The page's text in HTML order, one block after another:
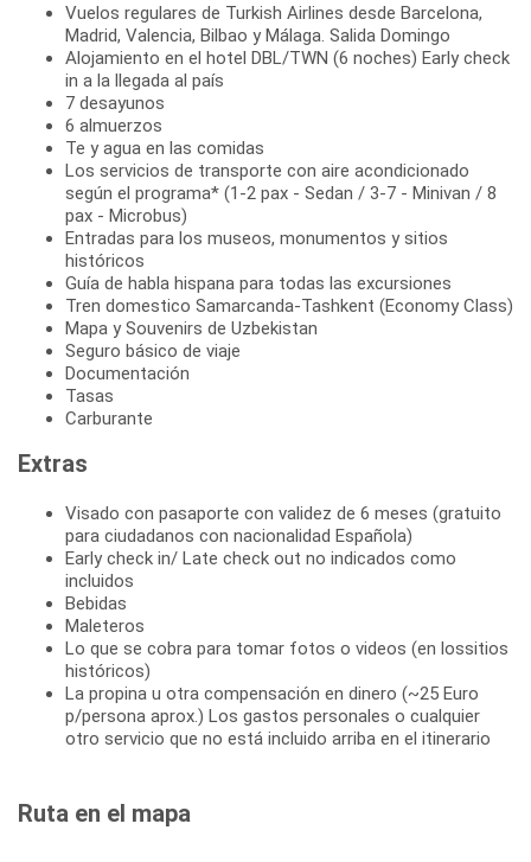
Vuelos regulares de Turkish Airlines desde Barcelona,
Madrid, Valencia, Bilbao y Málaga. Salida Domingo
Alojamiento en el hotel DBL/TWN (6 noches) Early check
in a la llegada al país
7 desayunos
6 almuerzos
Te y agua en las comidas
Los servicios de transporte con aire acondicionado
según el programa* (1-2 pax - Sedan / 3-7 - Minivan / 8
pax - Microbus)
Entradas para los museos, monumentos y sitios
históricos
Guía de habla hispana para todas las excursiones
Tren domestico Samarcanda-Tashkent (Economy Class)
Mapa y Souvenirs de Uzbekistan
Seguro básico de viaje
Documentación
Tasas
Carburante
Extras
Visado con pasaporte con validez de 6 meses (gratuito
para ciudadanos con nacionalidad Española)
Early check in/ Late check out no indicados como
incluidos
Bebidas
Maleteros
Lo que se cobra para tomar fotos o videos (en lossitios
históricos)
La propina u otra compensación en dinero (~25 Euro
p/persona aprox.) Los gastos personales o cualquier
otro servicio que no está incluido arriba en el itinerario
Ruta en el mapa